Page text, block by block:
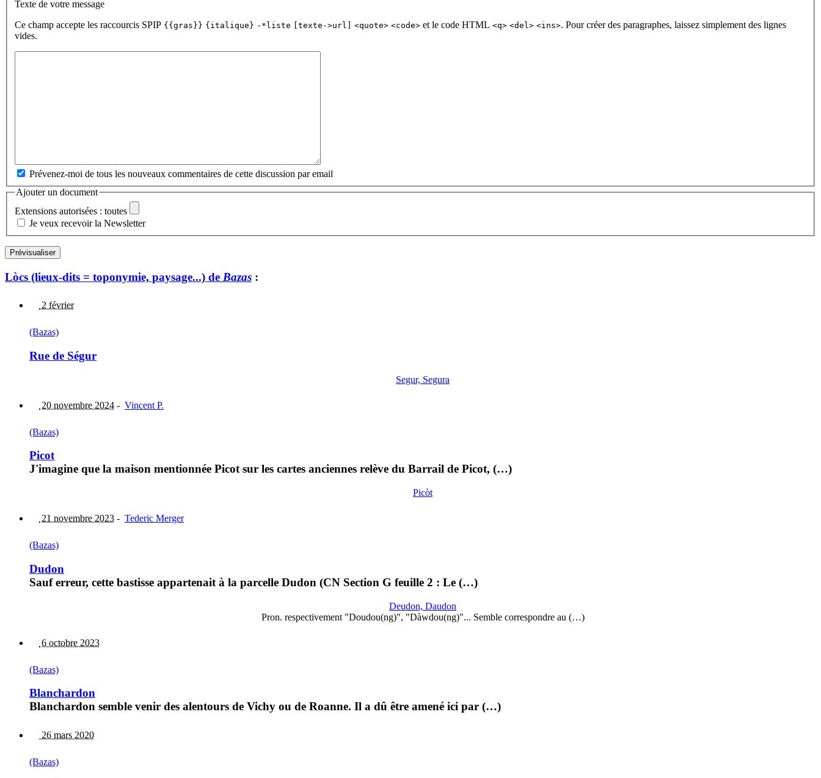
Texte de votre message
Ce champ accepte les raccourcis SPIP {{gras}} {italique} -*liste [texte->url] <quote> <code> et le code HTML <q> <del> <ins>. Pour créer des paragraphes, laissez simplement des lignes
vides.
Prévenez-moi de tous les nouveaux commentaires de cette discussion par email
Ajouter un document
Extensions autorisées : toutes
Je veux recevoir la Newsletter
Lòcs (lieux-dits = toponymie, paysage...) de Bazas :
2 février
(Bazas)
Rue de Ségur
Segur, Segura
20 novembre 2024 - Vincent P.
(Bazas)
Picot
J'imagine que la maison mentionnée Picot sur les cartes anciennes relève du Barrail de Picot, (…)
Picòt
21 novembre 2023 - Tederic Merger
(Bazas)
Dudon
Sauf erreur, cette bastisse appartenait à la parcelle Dudon (CN Section G feuille 2 : Le (…)
Deudon, Daudon
Pron. respectivement "Doudou(ng)", "Dàwdou(ng)"... Semble correspondre au (…)
6 octobre 2023
(Bazas)
Blanchardon
Blanchardon semble venir des alentours de Vichy ou de Roanne. Il a dû être amené ici par (…)
26 mars 2020
(Bazas)